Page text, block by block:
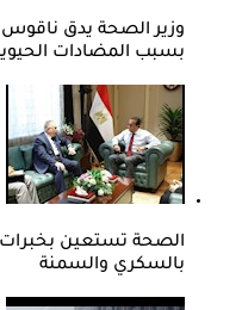
بسبب المضادات
الصحة تستعين
بالسكري والسمنة